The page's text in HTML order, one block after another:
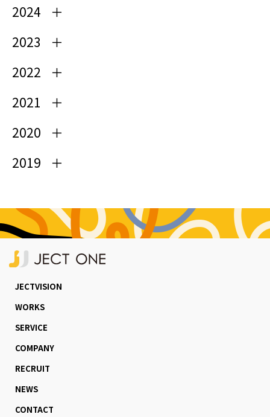
2024
2023
2022
2021
2020
2019
JECTVISION
WORKS
SERVICE
COMPANY
RECRUIT
NEWS
CONTACT